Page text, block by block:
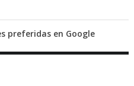
preferidas en Google